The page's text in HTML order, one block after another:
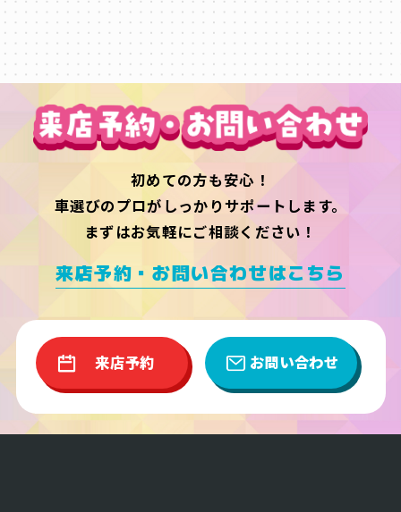
初めての方も安心！
車選びのプロがしっかりサポートします。
まずはお気軽にご相談ください！
来店予約・お問い合わせはこちら
来店予約 お問い合わせ